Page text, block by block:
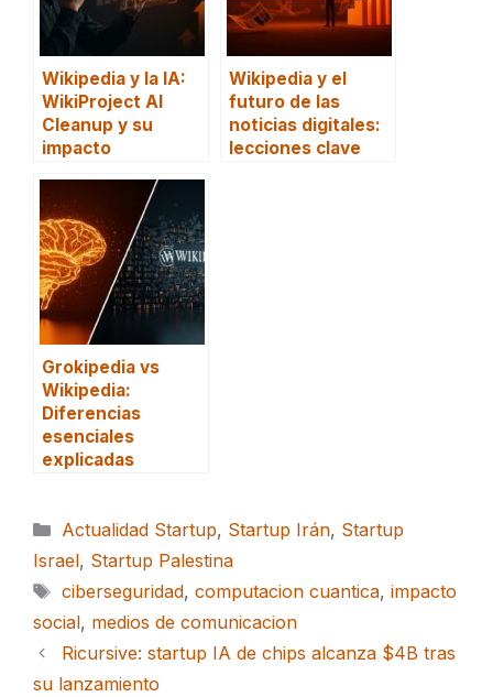
Wikipedia y la IA:
WikiProject AI
Cleanup y su
impacto
Wikipedia y el
futuro de las
noticias digitales:
lecciones clave
Grokipedia vs
Wikipedia:
Diferencias
esenciales
explicadas
Categorías
Actualidad Startup, Startup Irán, Startup
Israel, Startup Palestina
Etiquetas
ciberseguridad, computacion cuantica, impacto
social, medios de comunicacion
Ricursive: startup IA de chips alcanza $4B tras
su lanzamiento